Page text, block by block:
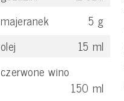
majeranek
5 g
olej
15 ml
czerwone wino
150 ml